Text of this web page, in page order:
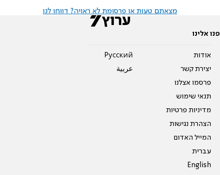
מצאתם טעות או פרסומת לא ראויה? דווחו לנו
פנו אלינו
אודות
יצירת קשר
פרסמו אצלנו
תנאי שימוש
מדיניות פרטיות
הצהרת נגישות
המייל האדום
עברית
English
Pусский
عربية